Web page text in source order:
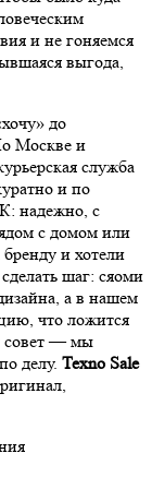
и не гоняемся
выгода,
до
Москве и
служба
и по
надежно, с
с домом или
и хотели
шаг: сяоми
а в нашем
что ложится
совет — мы
делу. Texno Sale